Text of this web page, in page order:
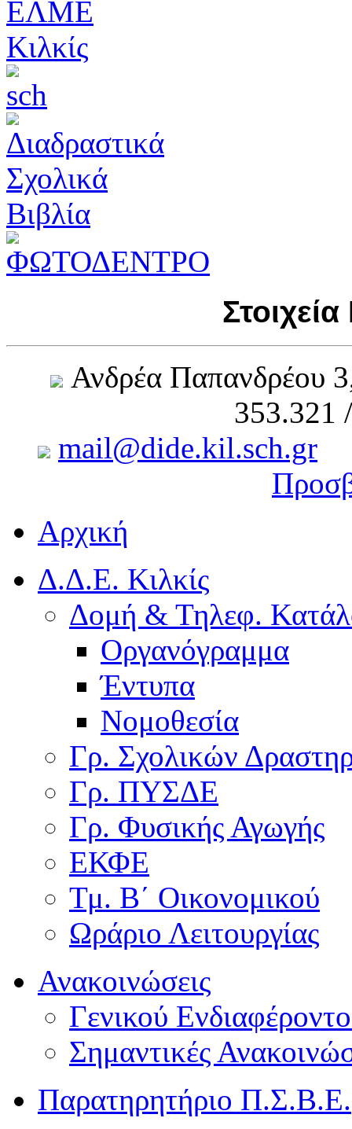
Ανδρέα Παπανδρέου
353.321
mail@dide.kil.sch.gr
Αρχική
Δ.Δ.Ε. Κιλκίς
Δομή & Τηλεφ.
Οργανόγραμμα
Έντυπα
Νομοθεσία
Γρ. Σχολικών
Γρ. ΠΥΣΔΕ
Γρ. Φυσικής Αγωγής
ΕΚΦΕ
Τμ. Β΄ Οικονομικού
Ωράριο Λειτουργίας
Ανακοινώσεις
Γενικού
Σημαντικές
Παρατηρητήριο Π.Σ.Β.Ε.